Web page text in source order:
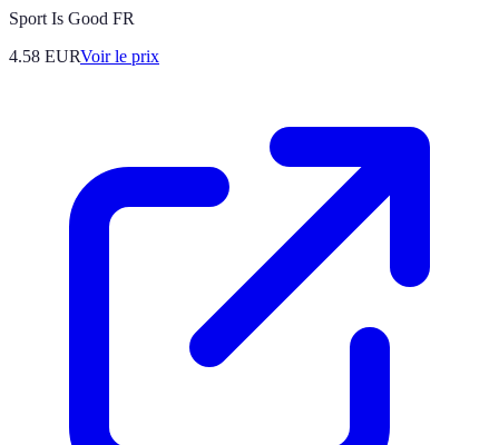
Sport Is Good FR
4.58 EURVoir le prix